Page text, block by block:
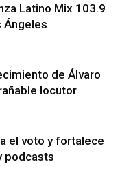
Latino Mix 103.9
Ángeles
de Álvaro
locutor
el voto y fortalece
podcasts